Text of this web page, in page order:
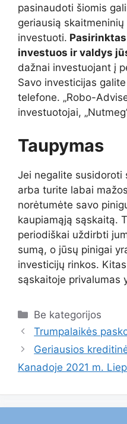
pasinaudoti šiomis
geriausią
investuoti. Pasirinktas
investuos ir valdys
dažnai investuojant į
Savo investicijas
telefone. „Robo-
investuotojai,
Taupymas
Jei negalite susidoroti
arba turite labai
norėtumėte savo
kaupiamąją sąskaitą.
periodiškai uždirbti
sumą, o jūsų pinigai
investicijų rinkos.
sąskaitoje privalumas
Kategorijos
Be kategorijos
Trumpalaikės
Geriausios
Kanadoje 2021 m.